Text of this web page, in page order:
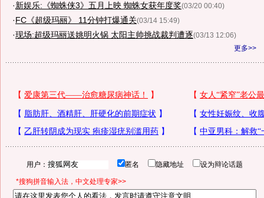
·新娱乐:《蜘蛛侠3》五月上映 蜘蛛女获年度奖(03/20 00:40)
·FC《超级玛丽》 11分钟打爆通关(03/14 15:49)
·现场:超级玛丽送姚明火锅 太阳主帅挑战裁判遭逐(03/13 12:06)
更多>>
用户： 匿名 隐藏地址 设为辩论话题
*搜狗拼音输入法，中文处理专家>>